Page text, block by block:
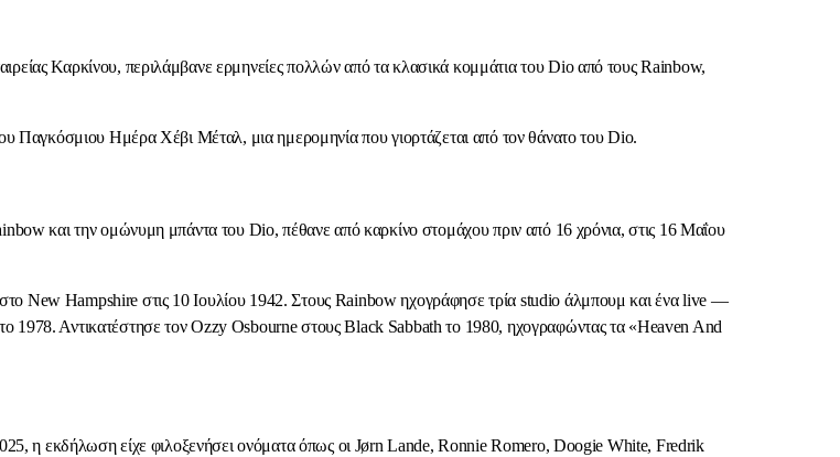
Καρκίνου, περιλάμβανε ερμηνείες πολλών από τα κλασικά κομμάτια του Dio από τους Rainbow,
Παγκόσμιου Ημέρα Χέβι Μέταλ, μια ημερομηνία που γιορτάζεται από τον θάνατο του Dio.
και την ομώνυμη μπάντα του Dio, πέθανε από καρκίνο στομάχου πριν από 16 χρόνια, στις 16 Μαΐου
New Hampshire στις 10 Ιουλίου 1942. Στους Rainbow ηχογράφησε τρία studio άλμπουμ και ένα live —
Αντικατέστησε τον Ozzy Osbourne στους Black Sabbath το 1980, ηχογραφώντας τα «Heaven And
η εκδήλωση είχε φιλοξενήσει ονόματα όπως οι Jørn Lande, Ronnie Romero, Doogie White, Fredrik